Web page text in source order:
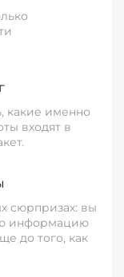
какие именно
входят в
сюрпризах: вы
информацию
до того, как